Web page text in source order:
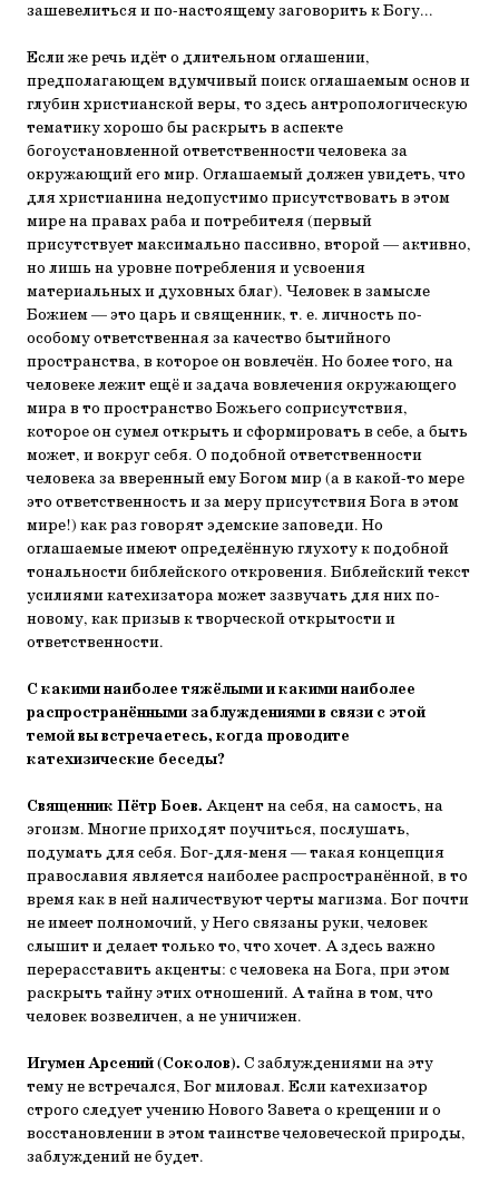
зашевелиться и по-настоящему заговорить к Богу...
Если же речь идёт о длительном оглашении,
предполагающем вдумчивый поиск оглашаемым основ и
глубин христианской веры, то здесь антропологическую
тематику хорошо бы раскрыть в аспекте
богоустановленной ответственности человека за
окружающий его мир. Оглашаемый должен увидеть, что
для христианина недопустимо присутствовать в этом
мире на правах раба и потребителя (первый
присутствует максимально пассивно, второй — активно,
но лишь на уровне потребления и усвоения
материальных и духовных благ). Человек в замысле
Божием — это царь и священник, т. е. личность по-
особому ответственная за качество бытийного
пространства, в которое он вовлечён. Но более того, на
человеке лежит ещё и задача вовлечения окружающего
мира в то пространство Божьего соприсутствия,
которое он сумел открыть и сформировать в себе, а быть
может, и вокруг себя. О подобной ответственности
человека за вверенный ему Богом мир (а в какой-то мере
это ответственность и за меру присутствия Бога в этом
мире!) как раз говорят эдемские заповеди. Но
оглашаемые имеют определённую глухоту к подобной
тональности библейского откровения. Библейский текст
усилиями катехизатора может зазвучать для них по-
новому, как призыв к творческой открытости и
ответственности.
С какими наиболее тяжёлыми и какими наиболее
распространёнными заблуждениями в связи с этой
темой вы встречаетесь, когда проводите
катехизические беседы?
Священник Пётр Боев. Акцент на себя, на самость, на
эгоизм. Многие приходят поучиться, послушать,
подумать для себя. Бог-для-меня — такая концепция
православия является наиболее распространённой, в то
время как в ней наличествуют черты магизма. Бог почти
не имеет полномочий, у Него связаны руки, человек
слышит и делает только то, что хочет. А здесь важно
перерасставить акценты: с человека на Бога, при этом
раскрыть тайну этих отношений. А тайна в том, что
человек возвеличен, а не уничижен.
Игумен Арсений (Соколов). С заблуждениями на эту
тему не встречался, Бог миловал. Если катехизатор
строго следует учению Нового Завета о крещении и о
восстановлении в этом таинстве человеческой природы,
заблуждений не будет.